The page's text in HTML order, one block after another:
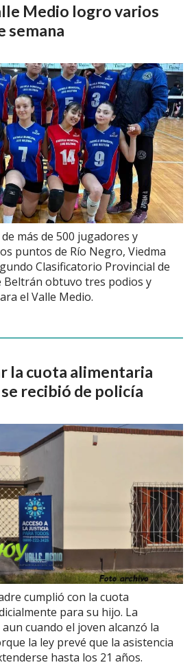
Medio logro varios
semana
más de 500 jugadores y
puntos de Río Negro, Viedma
Clasificatorio Provincial de
Beltrán obtuvo tres podios y
el Valle Medio.
la cuota alimentaria
recibió de policía
cumplió con la cuota
para su hijo. La
cuando el joven alcanzó la
la ley prevé que la asistencia
hasta los 21 años.